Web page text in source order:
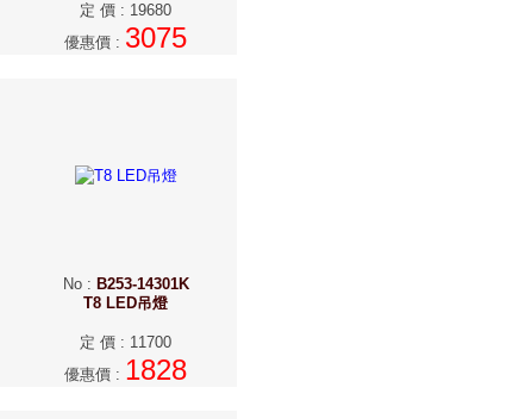
定 價 : 19680
優惠價 : 3075
No: B253-14301K
T8 LED吊燈
定 價 : 11700
優惠價 : 1828